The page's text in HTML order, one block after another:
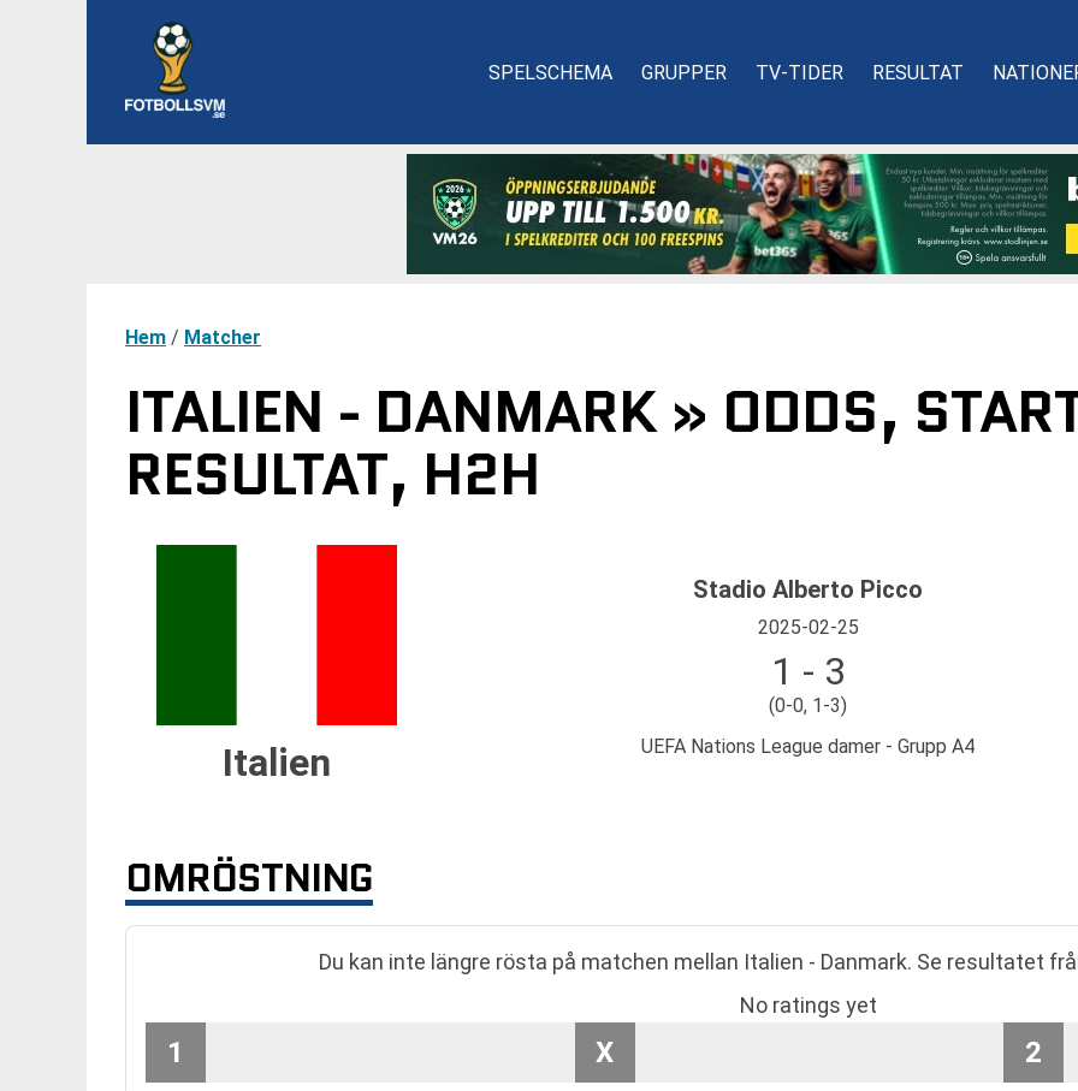
SPELSCHEMA GRUPPER TV-TIDER RESULTAT
Hem / Matcher
ITALIEN - DANMARK » ODDS,
RESULTAT, H2H
Italien
Stadio Alberto Picco
2025-02-25
1 - 3
(0-0, 1-3)
UEFA Nations League damer - Grupp A4
OMRÖSTNING
Du kan inte längre rösta på matchen mellan Italien - Danmark. Se resultatet
No ratings yet
1 X 2